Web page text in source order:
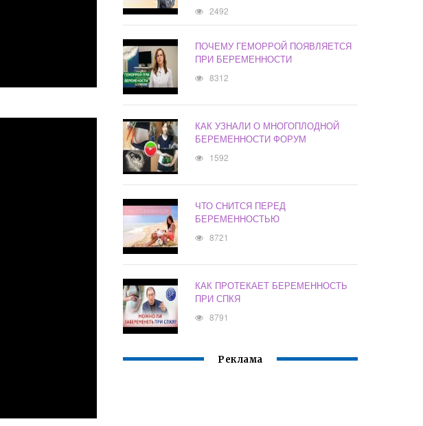
2492
ПОЧЕМУ ГЕМОРРОЙ ПОЯВЛЯЕТСЯ
ПРИ БЕРЕМЕННОСТИ
8312
КАК УЗНАЛИ О МНОГОПЛОДНОЙ
БЕРЕМЕННОСТИ ФОРУМ
1592
ЧТО СНИТСЯ ПЕРЕД
БЕРЕМЕННОСТЬЮ
8721
КАК ПРОТЕКАЕТ БЕРЕМЕННОСТЬ
ПРИ СПКЯ
8791
Реклама